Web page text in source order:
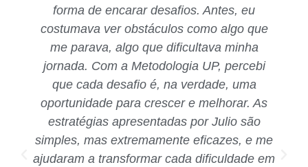
forma de encarar desafios. Antes, eu
costumava ver obstáculos como algo que
me parava, algo que dificultava minha
jornada. Com a Metodologia UP, percebi
que cada desafio é, na verdade, uma
oportunidade para crescer e melhorar. As
estratégias apresentadas por Julio são
simples, mas extremamente eficazes, e me
ajudaram a transformar cada dificuldade em